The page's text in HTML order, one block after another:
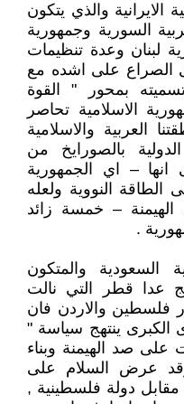
الايرانية والذي يتكون
السورية وجمهورية
لبنان وعدة تنظيمات
الصراع على اشده مع
بمحور " القوة
الاسلامية تحاصر
العربية والاسلامية
بالصورايخ من
– اي الجمهورية
النووية ولعله
– خمسة زائد
.
السعودية والمتكون
عدا قطر التي نالت
فلسطين والاردن فان
ينتهج سياسة "
على صد الهيمنة وبناء
وقد عرض السلام على
مقابل دولة فلسطينية ,